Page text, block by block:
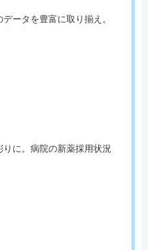
ータを豊富に取り揃え。
に。病院の新薬採用状況